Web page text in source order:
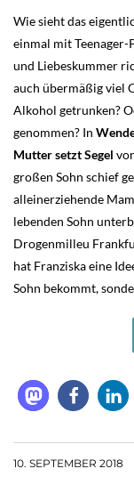
Wie sieht das
einmal mit
und Liebeskummer
auch übermäßig viel
Alkohol getrunken?
genommen? In
Mutter setzt Segel
großen Sohn schief
alleinerziehende
lebenden Sohn
Drogenmilleu
hat Franziska eine
Sohn bekommt,
10. SEPTEMBER 2018